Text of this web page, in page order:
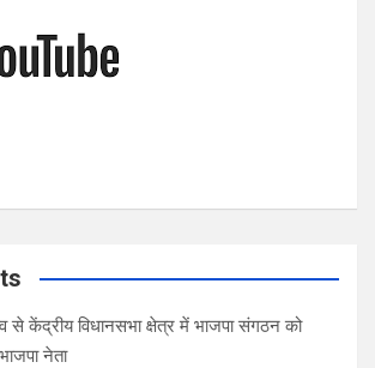
से केंद्रीय विधानसभा क्षेत्र में भाजपा संगठन को
नेता